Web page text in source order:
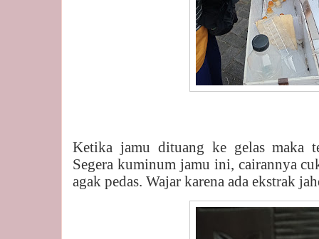
Ketika jamu dituang ke gelas maka
Segera kuminum jamu ini, cairannya
agak pedas. Wajar karena ada ekstrak